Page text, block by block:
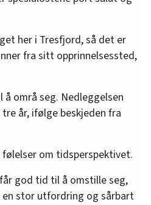
her i Tresfjord, så det er
fra sitt opprinnelsessted,
områ seg. Nedleggelsen
år, ifølge beskjeden fra
følelser om tidsperspektivet.
god tid til å omstille seg,
stor utfordring og sårbart